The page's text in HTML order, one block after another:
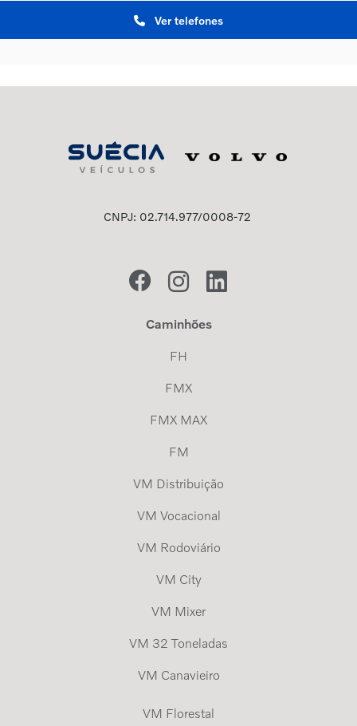
Ver telefones
CNPJ: 02.714.977/0008-72
Caminhões
FH
FMX
FMX MAX
FM
VM Distribuição
VM Vocacional
VM Rodoviário
VM City
VM Mixer
VM 32 Toneladas
VM Canavieiro
VM Florestal